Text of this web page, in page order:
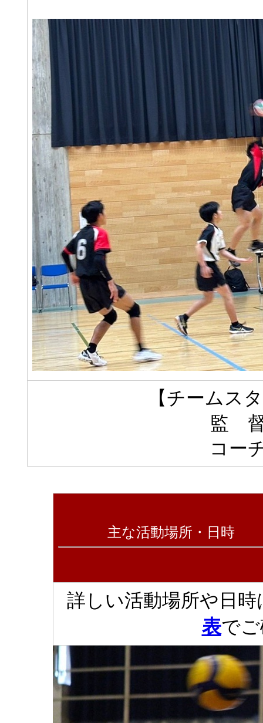
【チームス
監
コー
主な活動場所・日時
詳しい活動場所や日時
表で